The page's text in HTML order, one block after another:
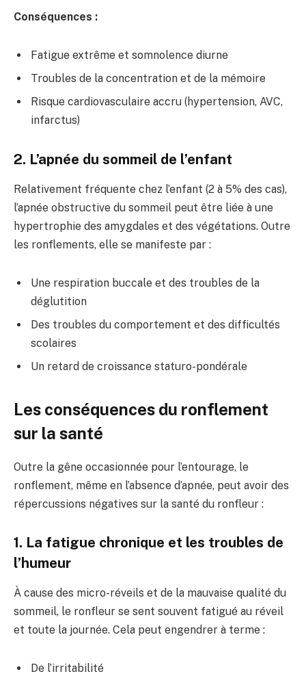
Conséquences :
Fatigue extrême et somnolence diurne
Troubles de la concentration et de la mémoire
Risque cardiovasculaire accru (hypertension, AVC,
infarctus)
2. L’apnée du sommeil de l’enfant
Relativement fréquente chez l’enfant (2 à 5% des cas),
l’apnée obstructive du sommeil peut être liée à une
hypertrophie des amygdales et des végétations. Outre
les ronflements, elle se manifeste par :
Une respiration buccale et des troubles de la
déglutition
Des troubles du comportement et des difficultés
scolaires
Un retard de croissance staturo-pondérale
Les conséquences du ronflement
sur la santé
Outre la gêne occasionnée pour l’entourage, le
ronflement, même en l’absence d’apnée, peut avoir des
répercussions négatives sur la santé du ronfleur :
1. La fatigue chronique et les troubles de
l’humeur
À cause des micro-réveils et de la mauvaise qualité du
sommeil, le ronfleur se sent souvent fatigué au réveil
et toute la journée. Cela peut engendrer à terme :
De l’irritabilité